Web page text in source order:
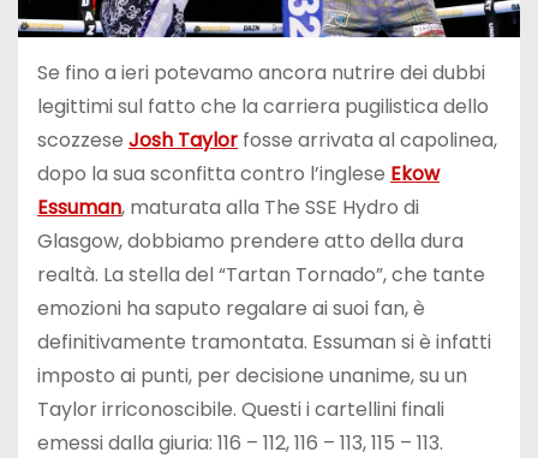
Se fino a ieri potevamo ancora nutrire dei dubbi
legittimi sul fatto che la carriera pugilistica dello
scozzese Josh Taylor fosse arrivata al capolinea,
dopo la sua sconfitta contro l’inglese Ekow
Essuman, maturata alla The SSE Hydro di
Glasgow, dobbiamo prendere atto della dura
realtà. La stella del “Tartan Tornado”, che tante
emozioni ha saputo regalare ai suoi fan, è
definitivamente tramontata. Essuman si è infatti
imposto ai punti, per decisione unanime, su un
Taylor irriconoscibile. Questi i cartellini finali
emessi dalla giuria: 116 – 112, 116 – 113, 115 – 113.